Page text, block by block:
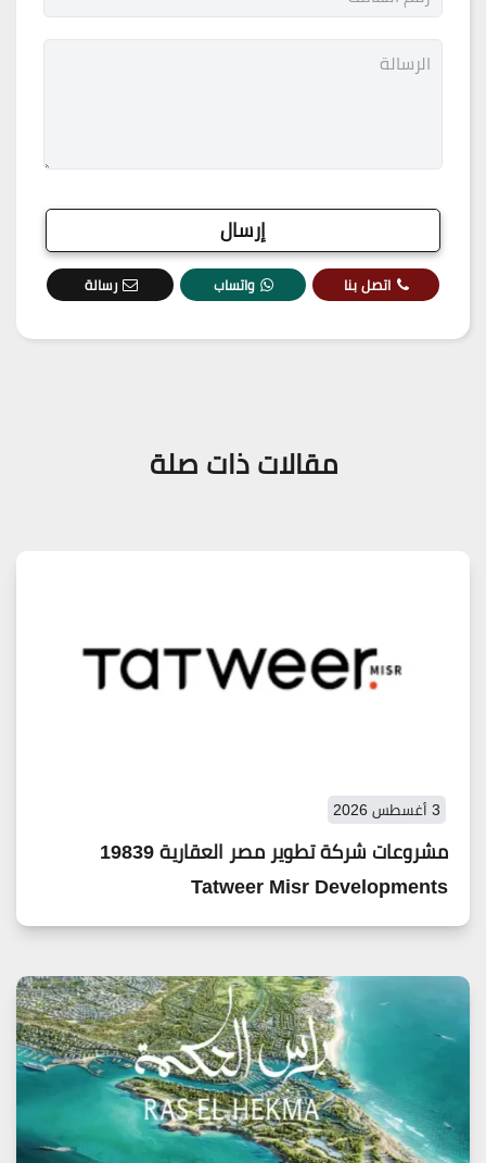
اتصل بنا واتساب رسالة
مقالات ذات صلة
3 أغسطس 2026
مشروعات شركة تطوير مصر العقارية 19839
Tatweer Misr Developments